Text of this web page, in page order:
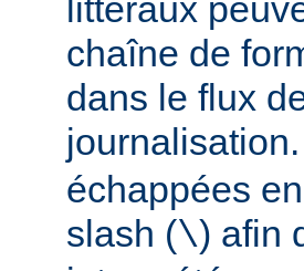
littéraux
chaîne de
dans le flux
échappées
slash (\) afin